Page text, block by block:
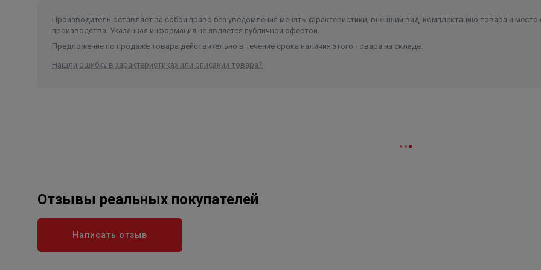
Производитель оставляет за собой право без уведомления менять характеристики, внешний вид, комплектацию товара и место
производства. Указанная информация не является публичной офертой.
Предложение по продаже товара действительно в течение срока наличия этого товара на складе.
Нашли ошибку в характеристиках или описании товара?
Отзывы реальных покупателей
Написать отзыв